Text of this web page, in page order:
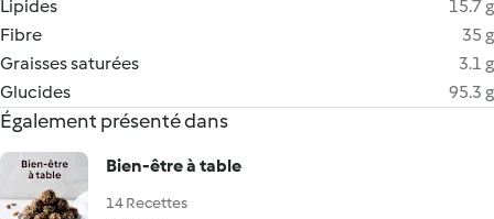
Lipides
15.7 g
Fibre
35 g
Graisses saturées
3.1 g
Glucides
95.3 g
Également présenté dans
Bien-être à table
14 Recettes